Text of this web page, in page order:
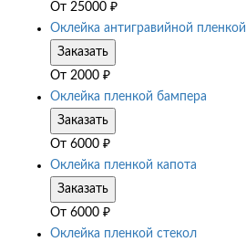
От 25000 ₽
Оклейка антигравийной пленкой
Заказать
От 2000 ₽
Оклейка пленкой бампера
Заказать
От 6000 ₽
Оклейка пленкой капота
Заказать
От 6000 ₽
Оклейка пленкой стекол